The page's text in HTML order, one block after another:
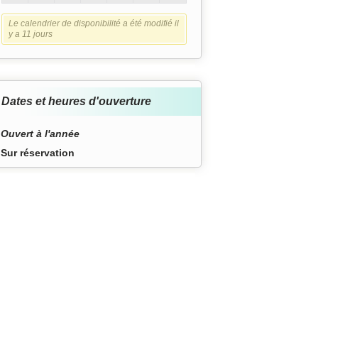
Le calendrier de disponibilité a été modifié il
y a 11 jours
Dates et heures d'ouverture
Ouvert à l'année
Sur réservation